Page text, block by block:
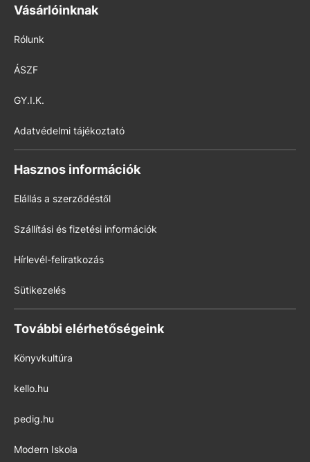
Vásárlóinknak
Rólunk
ÁSZF
GY.I.K.
Adatvédelmi tájékoztató
Hasznos információk
Elállás a szerződéstől
Szállítási és fizetési információk
Hírlevél-feliratkozás
Sütikezelés
További elérhetőségeink
Könyvkultúra
kello.hu
pedig.hu
Modern Iskola